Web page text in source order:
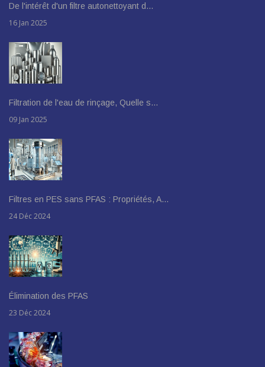
De l'intérêt d'un filtre autonettoyant d…
16 Jan 2025
Filtration de l'eau de rinçage, Quelle s…
09 Jan 2025
Filtres en PES sans PFAS : Propriétés, A…
24 Déc 2024
Élimination des PFAS
23 Déc 2024